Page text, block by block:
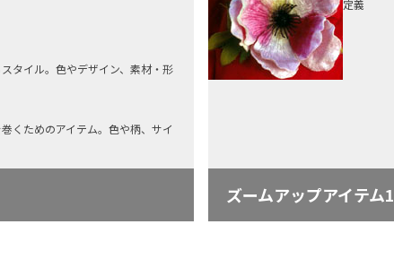
タイル。色やデザイン、素材・形
くためのアイテム。色や柄、サイ
定義
ズームアップアイテム1